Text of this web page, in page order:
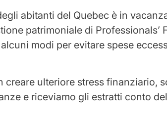
abitanti del Quebec è in
patrimoniale di Professionals’
modi per evitare spese
creare ulteriore stress finanziario,
e riceviamo gli estratti conto